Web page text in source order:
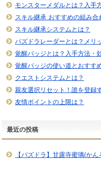
モンスターメダルとは？入手
スキル継承 おすすめの組み合
スキル継承システムとは？
パズドラレーダーとは？メリ
覚醒バッジとは？入手方法・
覚醒バッジの使い道とおすす
クエストシステムとは？
親友選択リセット！誰を登録
友情ポイントの上限は？
最近の投稿
【パズドラ】甘露寺蜜璃(か